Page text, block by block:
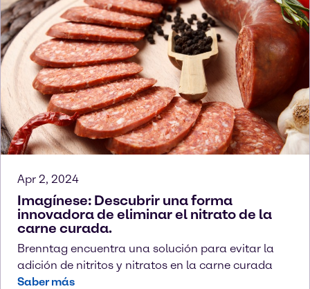
Apr 2, 2024
Imagínese: Descubrir una forma
innovadora de eliminar el nitrato de la
carne curada.
Brenntag encuentra una solución para evitar la
adición de nitritos y nitratos en la carne curada
Saber más